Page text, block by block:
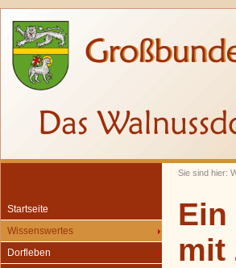
Sie sind hier:
Startseite
Wissenswertes
Dorfleben
mit